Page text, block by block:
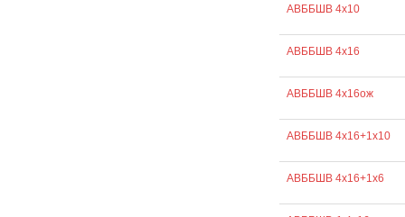
АВББШВ 4х10
АВББШВ 4х16
АВББШВ 4х16ож
АВББШВ 4х16+1х10
АВББШВ 4х16+1х6